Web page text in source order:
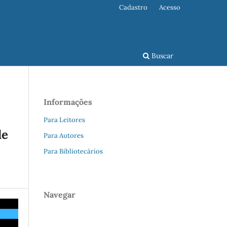
Buscar
Cadastro Acesso
Informações
Para Leitores
Para Autores
Para Bibliotecários
Navegar